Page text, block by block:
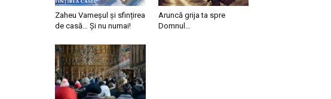
Zaheu Vameșul și sfințirea
de casă… Și nu numai!
Aruncă grija ta spre
Domnul…